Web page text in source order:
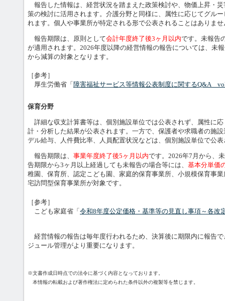
報告した情報は、経営状況を踏まえた政策検討や、物価上昇・
策の検討に活用されます。介護分野と同様に、属性に応じてグル
れます。個人や事業所が特定される形で公表されることはありませ
報告期限は、原則として会計年度終了後3ヶ月以内です。未報告
が適用されます。2026年度以降の経営情報の報告については、未
から減算の対象となります。
［参考］
厚生労働省「 障害福祉サービス等情報公表制度に関するQ&A
保育分野
詳細な収支計算書等は、個別施設単位では公表されず、属性に
計・分析した結果が公表されます。一方で、保護者や求職者の施
デル給与、人件費比率、人員配置状況などは、個別施設単位で公
報告期限は、 事業年度終了後5ヶ月以内です。2026年7月から、
告期限から3ヶ月以上経過しても未報告の場合等には、 基本分単価
稚園、保育所、認定こども園、家庭的保育事業所、小規模保育事
宅訪問型保育事業所が対象です。
［参考］
こども家庭省「令和8年度公定価格・基準等の見直し事項～各改
経営情報の報告は毎年度行われるため、決算後に期限内に報告
ジュール管理がより重要になります。
※文書作成日時点での法令に基づく内容となっております。
本情報の転載および著作権法に定められた条件以外の複製等を禁じます。